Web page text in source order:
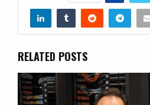
RELATED POSTS